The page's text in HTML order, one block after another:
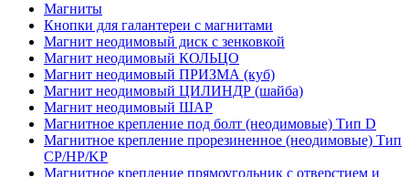
Магниты
Кнопки для галантереи с магнитами
Магнит неодимовый диск с зенковкой
Магнит неодимовый КОЛЬЦО
Магнит неодимовый ПРИЗМА (куб)
Магнит неодимовый ЦИЛИНДР (шайба)
Магнит неодимовый ШАР
Магнитное крепление под болт (неодимовые) Тип D
Магнитное крепление прорезиненное (неодимовые) Тип
CP/HP/KP
Магнитное крепление прямоугольник с отверстием и